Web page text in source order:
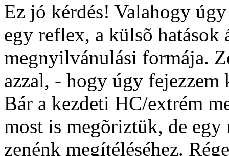
Ez jó kérdés! Valahogy
egy reflex, a külsõ
megnyilvánulási formája.
azzal, - hogy úgy
Bár a kezdeti HC/extrém
most is megõriztük, de egy
zenénk megítéléséhez.